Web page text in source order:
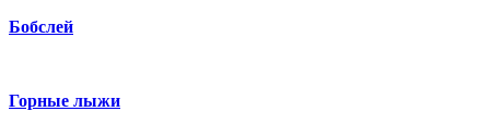
Бобслей
Горные лыжи